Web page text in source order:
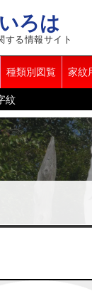
ろは
する情報サイト
種類別図覧 家紋
紋